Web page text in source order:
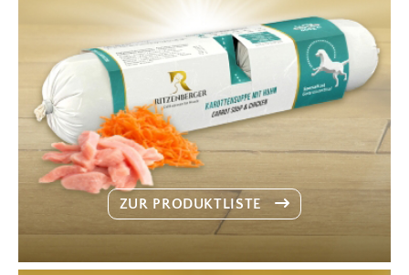
ZUR PRODUKTLISTE